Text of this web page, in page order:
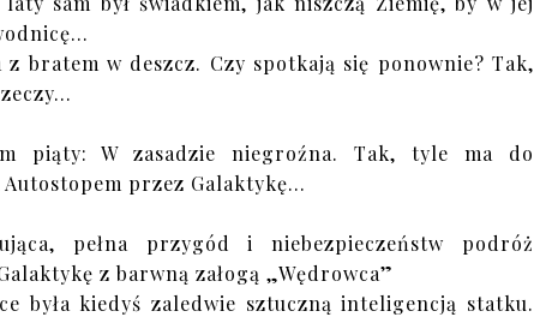
bratem w deszcz. Czy spotkają się ponownie? Tak,
piąty: W zasadzie niegroźna. Tak, tyle ma do
przez Galaktykę…
pełna przygód i niebezpieczeństw podróż
z barwną załogą „Wędrowca”
była kiedyś zaledwie sztuczną inteligencją statku.